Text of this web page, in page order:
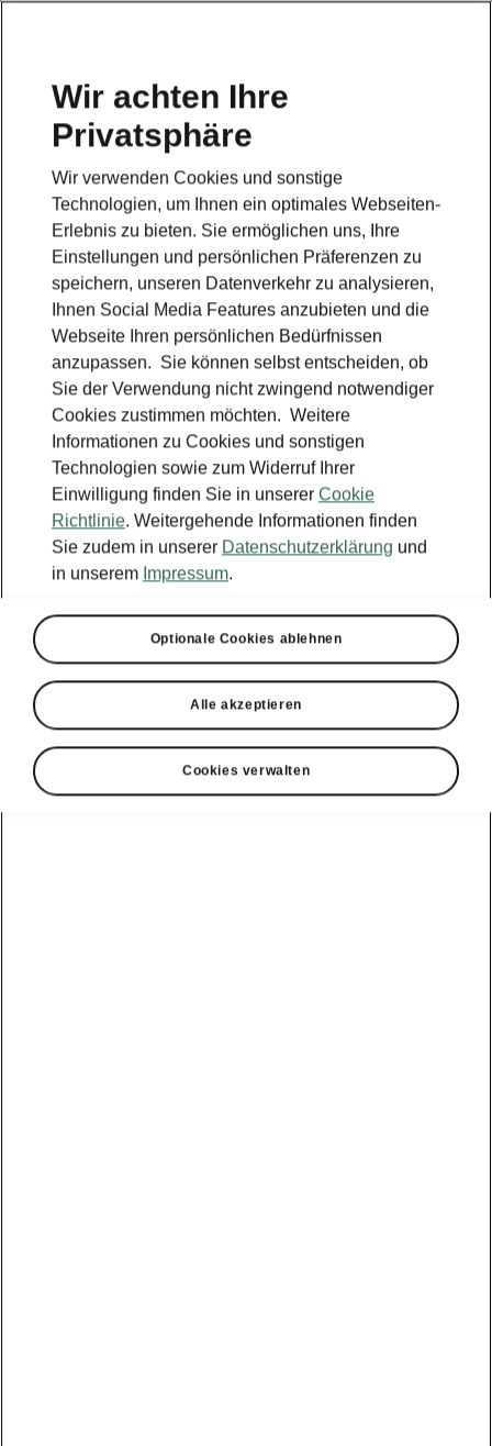
Wir achten Ihre
Privatsphäre
Wir verwenden Cookies und sonstige
Technologien, um Ihnen ein optimales Webseiten-
Erlebnis zu bieten. Sie ermöglichen uns, Ihre
Einstellungen und persönlichen Präferenzen zu
speichern, unseren Datenverkehr zu analysieren,
Ihnen Social Media Features anzubieten und die
Webseite Ihren persönlichen Bedürfnissen
anzupassen. Sie können selbst entscheiden, ob
Sie der Verwendung nicht zwingend notwendiger
Cookies zustimmen möchten. Weitere
Informationen zu Cookies und sonstigen
Technologien sowie zum Widerruf Ihrer
Einwilligung finden Sie in unserer Cookie
Richtlinie. Weitergehende Informationen finden
Sie zudem in unserer Datenschutzerklärung und
in unserem Impressum.
Optionale Cookies ablehnen
Alle akzeptieren
Cookies verwalten